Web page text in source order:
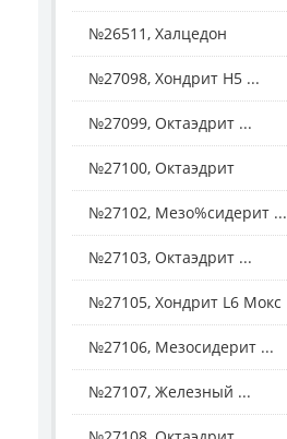
№26511, Халцедон
№27098, Хондрит H5 ...
№27099, Октаэдрит ...
№27100, Октаэдрит
№27102, Мезо%сидерит ...
№27103, Октаэдрит ...
№27105, Хондрит L6 Мокс
№27106, Мезосидерит ...
№27107, Железный ...